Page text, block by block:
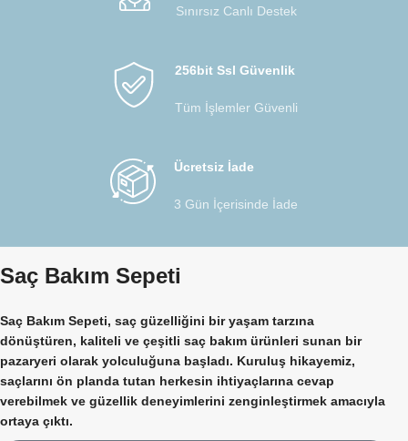
Sınırsız Canlı Destek
256bit Ssl Güvenlik
Tüm İşlemler Güvenli
Ücretsiz İade
3 Gün İçerisinde İade
Saç Bakım Sepeti
Saç Bakım Sepeti, saç güzelliğini bir yaşam tarzına
dönüştüren, kaliteli ve çeşitli saç bakım ürünleri sunan bir
pazaryeri olarak yolculuğuna başladı. Kuruluş hikayemiz,
saçlarını ön planda tutan herkesin ihtiyaçlarına cevap
verebilmek ve güzellik deneyimlerini zenginleştirmek amacıyla
ortaya çıktı.